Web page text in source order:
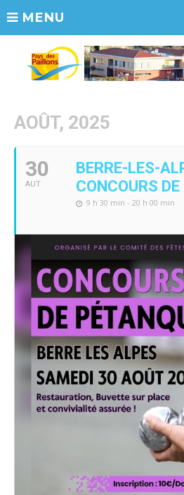
MENU
AOÛT, 2025
30
AUT
BERRE-
CONCOURS
9 h 30 min - 20 h 00 min